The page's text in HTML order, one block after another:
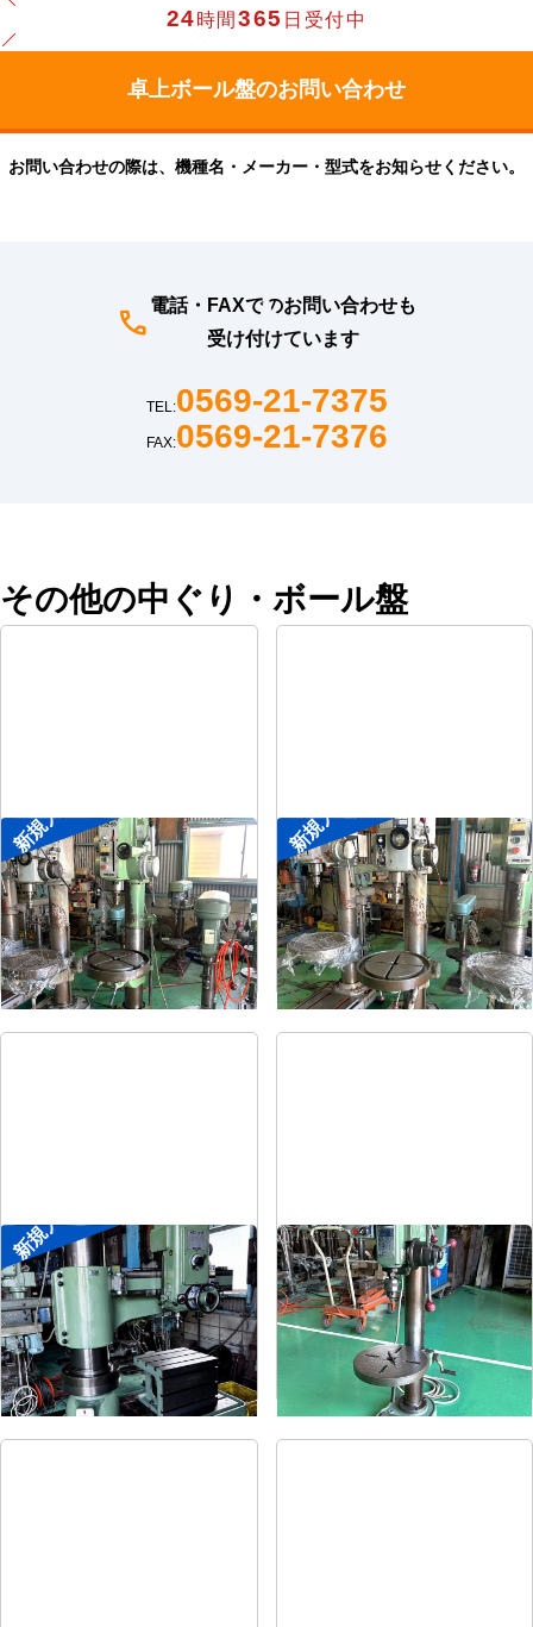
24時間365 日受付中
お問い合わせの際は、機種名・メーカー・型式をお知らせください。
電話・FAXでのお問い合わせも
受け付けています
TEL:0569-21-7375
FAX:0569-21-7376
その他の中ぐり・ボール盤
新規入荷
直立ボール盤
メーカー 森精機
形 式YD2-55
年 式-
新規入荷
直立ボール盤
メーカー 吉良
形 式 KRTG-540
年 式 -
新規入荷
ラジアルボール盤
メーカー 森精機
形 式 YR3-115
年 式-
卓上ボール盤
メーカー 吉良
形 式KRT-340
式-